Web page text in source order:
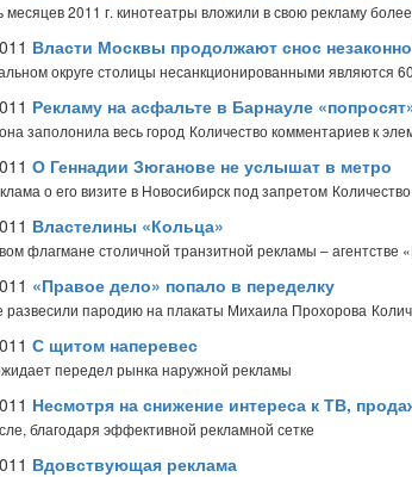
месяцев 2011 г. кинотеатры вложили в свою рекламу
Власти Москвы продолжают снос
округе столицы несанкционированными являются
Рекламу на асфальте в Барнауле
заполонила весь город Количество комментариев к
О Геннадии Зюганове не услышат в метро
о его визите в Новосибирск под запретом
Властелины «Кольца»
флагмане столичной транзитной рекламы – агентстве
«Правое дело» попало в переделку
развесили пародию на плакаты Михаила Прохорова
С щитом наперевес
передел рынка наружной рекламы
Несмотря на снижение интереса к ТВ,
благодаря эффективной рекламной сетке
Вдовствующая реклама